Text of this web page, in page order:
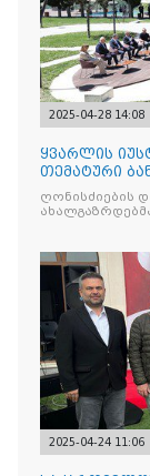
2025-04-28 14:08
ყვარლის
თემატური
ნაკადად
ღონისძიების
2025-04-24 11:06